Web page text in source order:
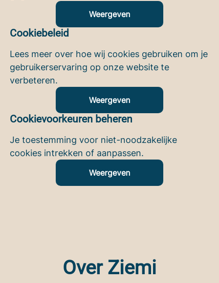
Weergeven
Cookiebeleid
Lees meer over hoe wij cookies gebruiken om je
gebruikerservaring op onze website te
verbeteren.
Weergeven
Cookievoorkeuren beheren
Je toestemming voor niet-noodzakelijke
cookies intrekken of aanpassen.
Weergeven
Over Ziemi